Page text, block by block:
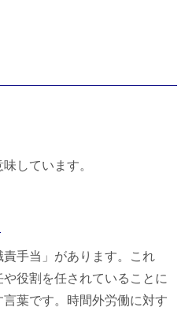
しています。
手当」があります。これ
役割を任されていることに
葉です。時間外労働に対す